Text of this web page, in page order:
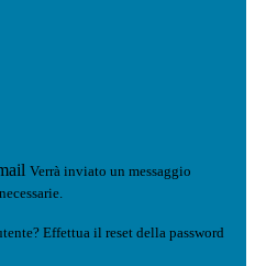
Verrà inviato un messaggio
Effettua il reset della password